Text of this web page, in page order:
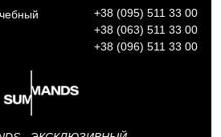
+38 (095) 511 33 00
+38 (063) 511 33 00
+38 (096) 511 33 00